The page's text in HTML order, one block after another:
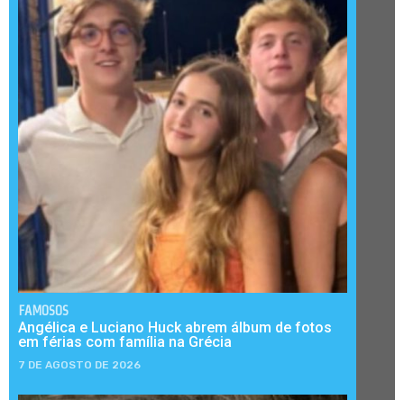
FAMOSOS
Angélica e Luciano Huck abrem álbum de fotos
em férias com família na Grécia
7 DE AGOSTO DE 2026